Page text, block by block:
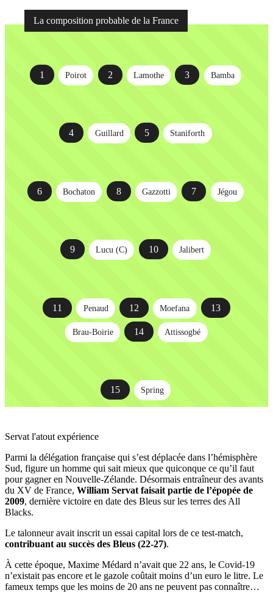
La composition probable de la France
1 Poirot 2 Lamothe 3 Bamba
4 Guillard 5 Staniforth
6 Bochaton 8 Gazzotti 7 Jégou
9 Lucu (C) 10 Jalibert
11 Penaud 12 Moefana 13
Brau-Boirie 14 Attissogbé
15 Spring
Servat l'atout expérience
Parmi la délégation française qui s’est déplacée dans l’hémisphère
Sud, figure un homme qui sait mieux que quiconque ce qu’il faut
pour gagner en Nouvelle-Zélande. Désormais entraîneur des avants
du XV de France, William Servat faisait partie de l’épopée de
2009, dernière victoire en date des Bleus sur les terres des All
Blacks.
Le talonneur avait inscrit un essai capital lors de ce test-match,
contribuant au succès des Bleus (22-27).
À cette époque, Maxime Médard n’avait que 22 ans, le Covid-19
n’existait pas encore et le gazole coûtait moins d’un euro le litre. Le
fameux temps que les moins de 20 ans ne peuvent pas connaître…